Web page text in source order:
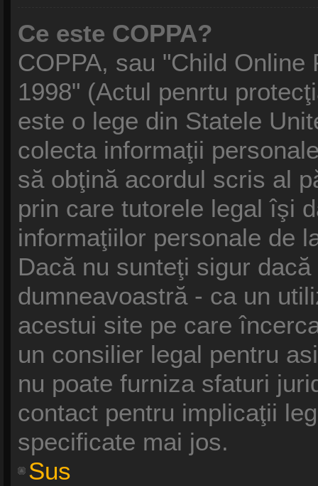
Ce este COPPA?
COPPA, sau "Child
1998" (Actul penrtu
este o lege din Statele
colecta informaţii
să obţină acordul scris al
prin care tutorele legal îşi
informaţiilor personale de
Dacă nu sunteţi sigur
dumneavoastră - ca un
acestui site pe care
un consilier legal pentru
nu poate furniza sfaturi
contact pentru implicaţii
specificate mai jos.
Sus